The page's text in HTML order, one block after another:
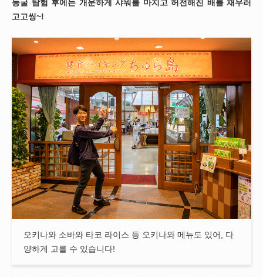
동굴 탐험 후에는 개운하게 샤워를 마치고 허전해진 배를 채우러
고고씽~!
오키나와 소바와 타코 라이스 등 오키나와 메뉴도 있어, 다
양하게 고를 수 있습니다!